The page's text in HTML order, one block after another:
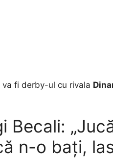
va fi derby-ul cu rivala
Becali:
n-o bați,